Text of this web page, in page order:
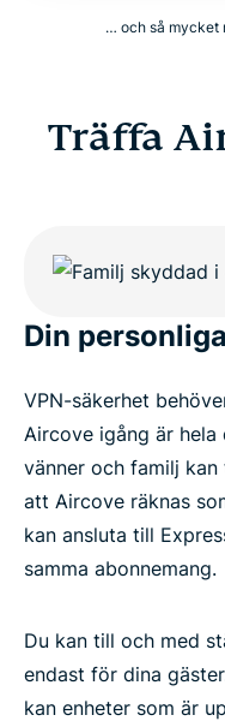
… och så mycket
Träffa
Din
VPN-säkerhet
Aircove igång är
vänner och familj
att Aircove räknas
kan ansluta till
samma abonnemang.
Du kan till och med
endast för dina
kan enheter som är